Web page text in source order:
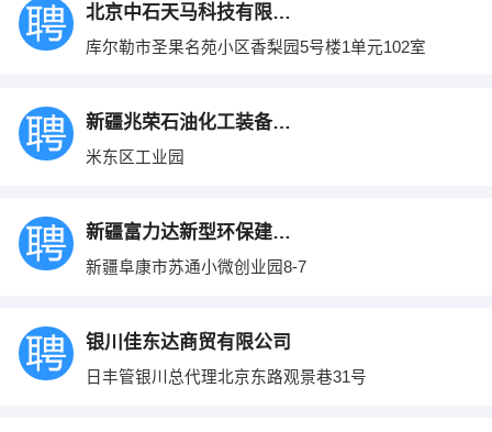
北京中石天马科技有限公司
库尔勒市圣果名苑小区香梨园5号楼1单元102室
新疆兆荣石油化工装备制造有限公司
米东区工业园
新疆富力达新型环保建材有限公司
新疆阜康市苏通小微创业园8-7
银川佳东达商贸有限公司
日丰管银川总代理北京东路观景巷31号